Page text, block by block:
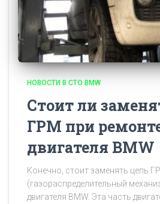
НОВОСТИ В СТО BMW
Стоит ли
ГРМ при
двигателя BMW
Конечно, стоит заменять цепь
(газораспределительный
двигателя BMW. Эта часть